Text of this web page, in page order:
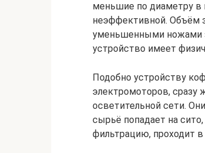
меньшие по диаметру в
неэффективной. Объём
уменьшенными ножами
устройство имеет
Подобно устройству
электромоторов, сразу
осветительной сети.
сырьё попадает на
фильтрацию, проходит в